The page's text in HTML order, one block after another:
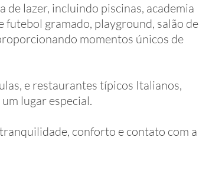
lazer, incluindo piscinas, academia
futebol gramado, playground, salão de
momentos únicos de
e restaurantes típicos Italianos,
lugar especial.
conforto e contato com a